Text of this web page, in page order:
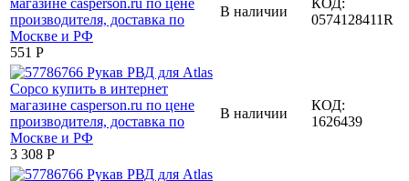
‍551‍ Р
В наличии
0574128411R
3 308 Р
В наличии
КОД:
1626439